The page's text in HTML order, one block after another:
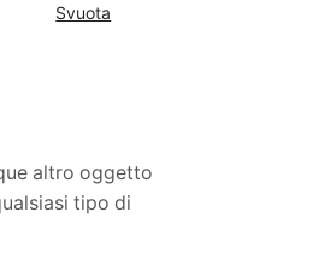
Svuota
altro oggetto
tipo di